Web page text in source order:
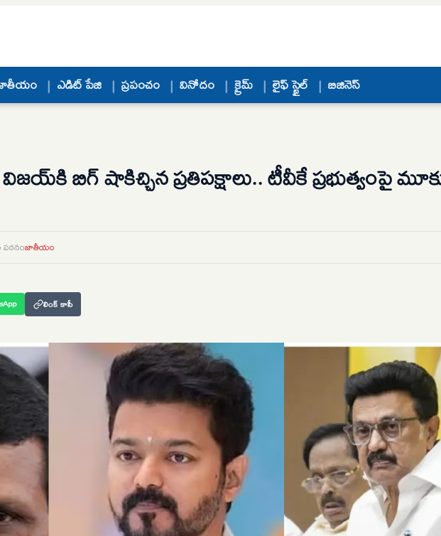
ఎడిట్ పేజి ప్రపంచం వినోదం క్రైమ్ లైఫ్ స్టైల్ బిజినెస్
విజయ్‌కి బిగ్ షాకిచ్చిన ప్రతిపక్షాలు.. టీవీకే ప్రభుత్వంపై
జాతీయం
లింక్ కాపీ